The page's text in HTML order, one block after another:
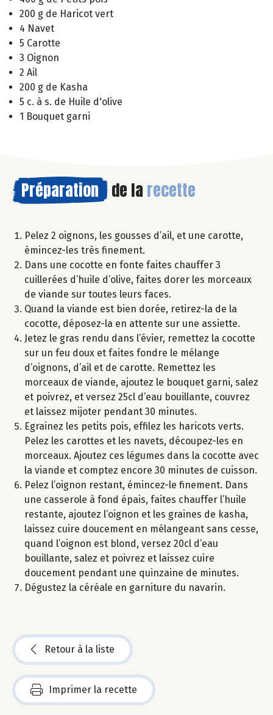
200 g de Haricot vert
4 Navet
5 Carotte
3 Oignon
2 Ail
200 g de Kasha
5 c. à s. de Huile d'olive
1 Bouquet garni
Préparation de la recette
Pelez 2 oignons, les gousses d’ail, et une carotte,
émincez-les très finement.
Dans une cocotte en fonte faites chauffer 3
cuillerées d’huile d’olive, faites dorer les morceaux
de viande sur toutes leurs faces.
Quand la viande est bien dorée, retirez-la de la
cocotte, déposez-la en attente sur une assiette.
Jetez le gras rendu dans l’évier, remettez la cocotte
sur un feu doux et faites fondre le mélange
d’oignons, d’ail et de carotte. Remettez les
morceaux de viande, ajoutez le bouquet garni, salez
et poivrez, et versez 25cl d’eau bouillante, couvrez
et laissez mijoter pendant 30 minutes.
Egrainez les petits pois, effilez les haricots verts.
Pelez les carottes et les navets, découpez-les en
morceaux. Ajoutez ces légumes dans la cocotte avec
la viande et comptez encore 30 minutes de cuisson.
Pelez l’oignon restant, émincez-le finement. Dans
une casserole à fond épais, faites chauffer l’huile
restante, ajoutez l’oignon et les graines de kasha,
laissez cuire doucement en mélangeant sans cesse,
quand l’oignon est blond, versez 20cl d’eau
bouillante, salez et poivrez et laissez cuire
doucement pendant une quinzaine de minutes.
Dégustez la céréale en garniture du navarin.
Retour à la liste
Imprimer la recette